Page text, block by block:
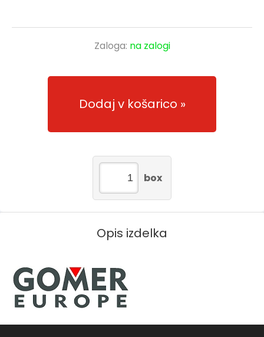
Zaloga: na zalogi
Dodaj v košarico
box
Opis izdelka